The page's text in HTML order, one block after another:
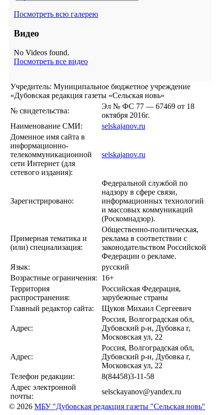
Посмотреть всю галерею
Видео
No Videos found.
Посмотреть все видео
Учредитель: Муниципальное бюджетное учреждение
«Дубовская редакция газеты «Сельская новь»
№ свидетельства:
Эл № ФС 77 — 67469 от 18
октября 2016г.
Наименование СМИ:
selskajanov.ru
Доменное имя сайта в
информационно-
телекоммуникационной
сети Интернет (для
сетевого издания):
selskajanov.ru
Зарегистрировано:
Федеральной службой по
надзору в сфере связи,
информационных технологий
и массовых коммуникаций
(Роскомнадзор).
Примерная тематика и
(или) специализация:
Общественно-политическая,
реклама в соответствии с
законодательством Российской
Федерации о рекламе.
Язык:
русский
Возрастные ограничения:
16+
Территория
распространения:
Российская Федерация,
зарубежные страны
Главный редактор сайта:
Щуков Михаил Сергеевич
Адрес:
Россия, Волгоградская обл,
Дубовский р-н, Дубовка г,
Московская ул, 22
Адрес:
Россия, Волгоградская обл,
Дубовский р-н, Дубовка г,
Московская ул, 22
Телефон редакции:
8(84458)3-11-58
Адрес электронной
почты:
selsckayanov@yandex.ru
© 2026 МБУ "Дубовская редакция газеты "Сельская новь"